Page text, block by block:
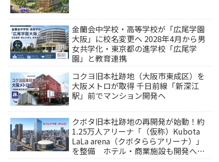
金蘭会中学校・高等学校が「広尾学園
大阪」に校名変更へ 2028年4月から男
女共学化・東京都の進学校「広尾学
園」と教育連携
コクヨ旧本社跡地（大阪市東成区）を
大阪メトロが取得 千日前線「新深江
駅」前でマンション開発へ
クボタ旧本社跡地の再開発が始動！約
1.25万人アリーナ「（仮称）Kubota
LaLa arena（クボタららアリーナ）」
を整備 ホテル・商業施設も開発へ